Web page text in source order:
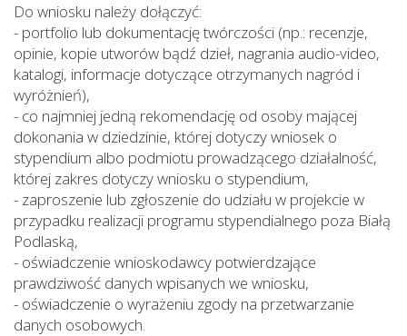
Do wniosku należy dołączyć:
- portfolio lub dokumentację twórczości (np.: recenzje,
opinie, kopie utworów bądź dzieł, nagrania audio-video,
katalogi, informacje dotyczące otrzymanych nagród i
wyróżnień),
- co najmniej jedną rekomendację od osoby mającej
dokonania w dziedzinie, której dotyczy wniosek o
stypendium albo podmiotu prowadzącego działalność,
której zakres dotyczy wniosku o stypendium,
- zaproszenie lub zgłoszenie do udziału w projekcie w
przypadku realizacji programu stypendialnego poza Białą
Podlaską,
- oświadczenie wnioskodawcy potwierdzające
prawdziwość danych wpisanych we wniosku,
- oświadczenie o wyrażeniu zgody na przetwarzanie
danych osobowych.